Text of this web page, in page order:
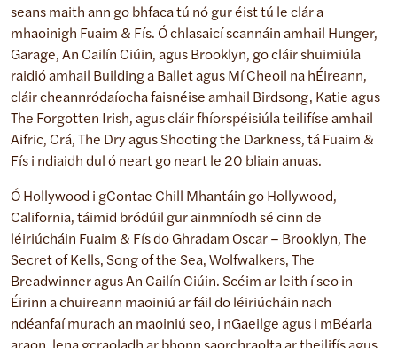
seans maith ann go bhfaca tú nó gur éist tú le clár a
mhaoinigh Fuaim & Fís. Ó chlasaicí scannáin amhail Hunger,
Garage, An Cailín Ciúin, agus Brooklyn, go cláir shuimiúla
raidió amhail Building a Ballet agus Mí Cheoil na hÉireann,
cláir cheannródaíocha faisnéise amhail Birdsong, Katie agus
The Forgotten Irish, agus cláir fhíorspéisiúla teilifíse amhail
Aifric, Crá, The Dry agus Shooting the Darkness, tá Fuaim &
Fís i ndiaidh dul ó neart go neart le 20 bliain anuas.
Ó Hollywood i gContae Chill Mhantáin go Hollywood,
California, táimid bródúil gur ainmníodh sé cinn de
léiriúcháin Fuaim & Fís do Ghradam Oscar – Brooklyn, The
Secret of Kells, Song of the Sea, Wolfwalkers, The
Breadwinner agus An Cailín Ciúin. Scéim ar leith í seo in
Éirinn a chuireann maoiniú ar fáil do léiriúcháin nach
ndéanfaí murach an maoiniú seo, i nGaeilge agus i mBéarla